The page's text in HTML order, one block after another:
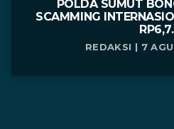
POLDA SUMUT
SCAMMING
REDAKSI | 7